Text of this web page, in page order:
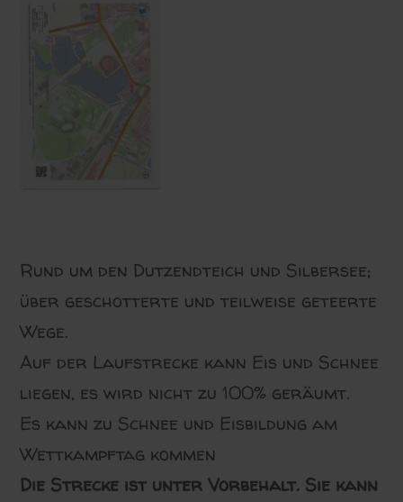
Rund um den Dutzendteich und Silbersee;
über geschotterte und teilweise geteerte
Wege.
Auf der Laufstrecke kann Eis und Schnee
liegen, es wird nicht zu 100% geräumt.
Es kann zu Schnee und Eisbildung am
Wettkampftag kommen
Die Strecke ist unter Vorbehalt. Sie kann